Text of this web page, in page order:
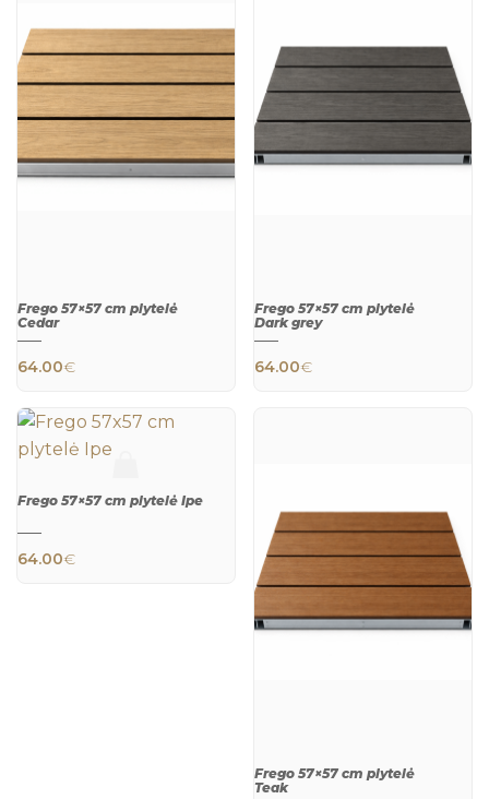
VIEW
QUICK
Frego 57×57 cm plytelė
Cedar
64.00€
VIEW
Frego 57×57 cm plytelė
Dark grey
64.00€
Frego 57×57 cm plytelė Ipe
64.00€
Frego 57×57 cm plytelė
Teak